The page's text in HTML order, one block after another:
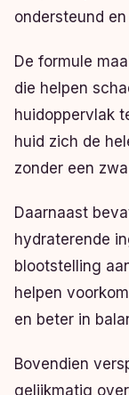
ondersteund
De formule
die helpen
huidoppervlak
huid zich de
zonder een
Daarnaast
hydraterende
blootstelling
helpen
en beter in
Bovendien
gelijkmatig